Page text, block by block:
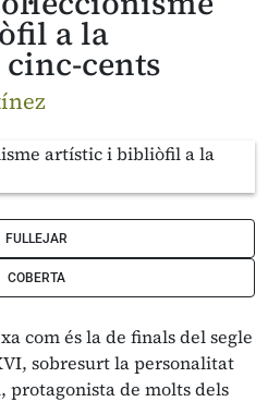
a la
cents
FULLEJAR
COBERTA
com és la de finals del segle
sobresurt la personalitat
de molts dels